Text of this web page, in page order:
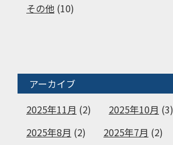
その他 (10)
アーカイブ
2025年11月 (2) 2025年10月 (3)
2025年8月 (2) 2025年7月 (2)